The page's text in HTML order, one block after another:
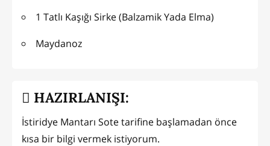
1 Tatlı Kaşığı Sirke (Balzamik Yada Elma)
Maydanoz
HAZIRLANIŞI:
İstiridye Mantarı Sote tarifine başlamadan önce
kısa bir bilgi vermek istiyorum.